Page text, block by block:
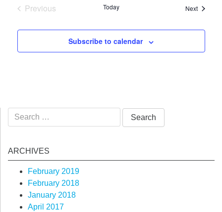
Previous
Today NextEvents
Subscribe to calendar
Search
for:
ARCHIVES
February 2019
February 2018
January 2018
April 2017